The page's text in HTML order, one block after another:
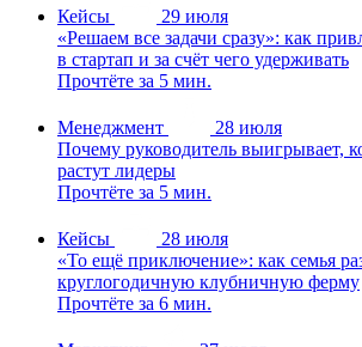
Кейсы
29 июля
«Решаем все задачи сразу»: как
в стартап и за счёт чего удерживать
Прочтёте за 5 мин.
Менеджмент
28 июля
Почему руководитель выигрывает,
растут лидеры
Прочтёте за 5 мин.
Кейсы
28 июля
«То ещё приключение»: как семья
круглогодичную клубничную ферму
Прочтёте за 6 мин.